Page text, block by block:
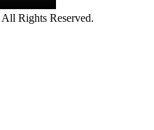
Rights Reserved.